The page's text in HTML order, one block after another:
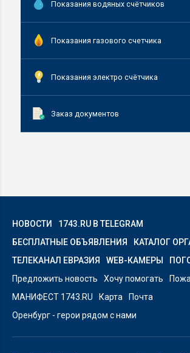
Показания водяных счётчиков
Показания газового счетчика
Показания электро счётчика
Заказ документов
НОВОСТИ
1743.RU В TELEGRAM
БЕСПЛАТНЫЕ ОБЪЯВЛЕНИЯ
КАТАЛОГ
ТЕЛЕКАНАЛ ЕВРАЗИЯ
WEB-КАМЕРЫ
Предложить новость
Хочу помогать
МАНИФЕСТ 1743.RU
Карта
Почта
Оренбург - герои рядом с нами